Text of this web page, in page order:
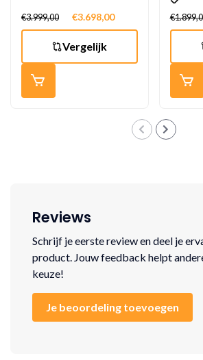
19dB(A)
€3.999,00 €3.698,00
Vergelijk
Reviews
Schrijf je eerste review en deel je
product. Jouw feedback helpt
keuze!
Je beoordeling toevoegen